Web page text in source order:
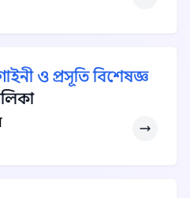
ও প্রসূতি বিশেষজ্ঞ